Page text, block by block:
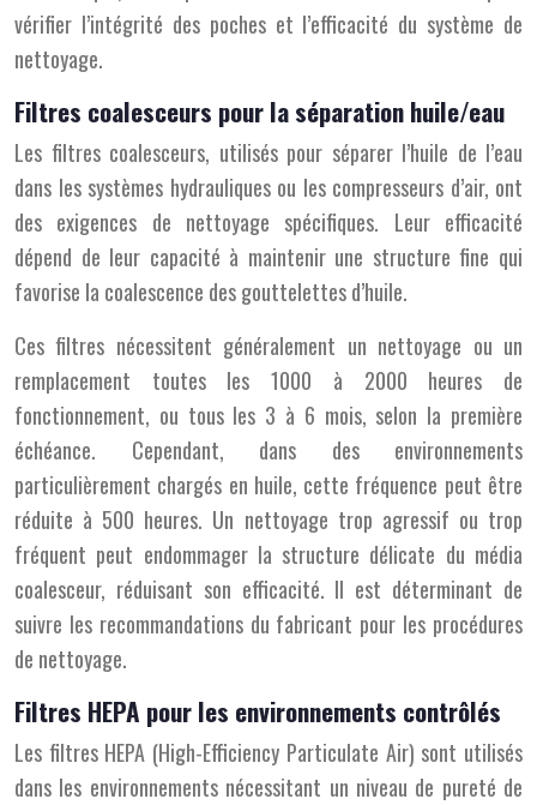
vérifier l’intégrité des poches et l’efficacité du système de
nettoyage.
Filtres coalesceurs pour la séparation huile/eau
Les filtres coalesceurs, utilisés pour séparer l’huile de l’eau
dans les systèmes hydrauliques ou les compresseurs d’air, ont
des exigences de nettoyage spécifiques. Leur efficacité
dépend de leur capacité à maintenir une structure fine qui
favorise la coalescence des gouttelettes d’huile.
Ces filtres nécessitent généralement un nettoyage ou un
remplacement toutes les 1000 à 2000 heures de
fonctionnement, ou tous les 3 à 6 mois, selon la première
échéance. Cependant, dans des environnements
particulièrement chargés en huile, cette fréquence peut être
réduite à 500 heures. Un nettoyage trop agressif ou trop
fréquent peut endommager la structure délicate du média
coalesceur, réduisant son efficacité. Il est déterminant de
suivre les recommandations du fabricant pour les procédures
de nettoyage.
Filtres HEPA pour les environnements contrôlés
Les filtres HEPA (High-Efficiency Particulate Air) sont utilisés
dans les environnements nécessitant un niveau de pureté de